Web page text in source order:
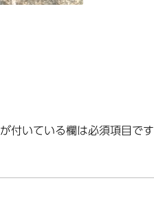
が付いている欄は必須項目です